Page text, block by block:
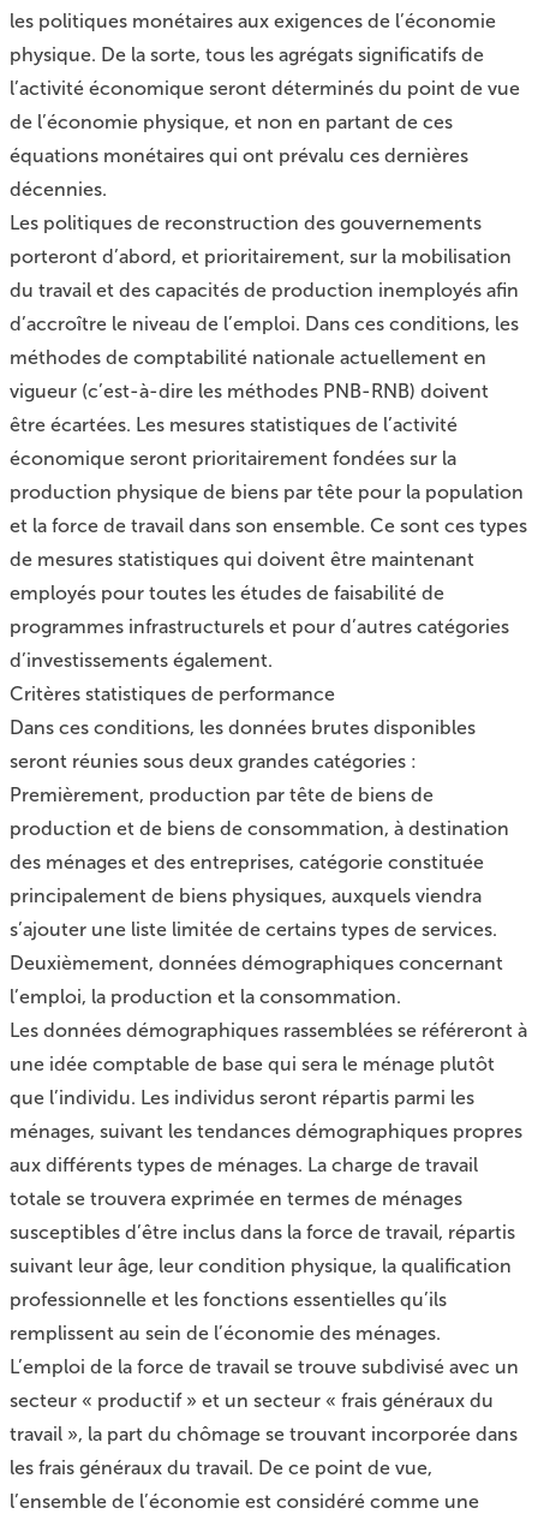
les politiques monétaires aux exigences de l’économie
physique. De la sorte, tous les agrégats significatifs de
l’activité économique seront déterminés du point de vue
de l’économie physique, et non en partant de ces
équations monétaires qui ont prévalu ces dernières
décennies.
Les politiques de reconstruction des gouvernements
porteront d’abord, et prioritairement, sur la mobilisation
du travail et des capacités de production inemployés afin
d’accroître le niveau de l’emploi. Dans ces conditions, les
méthodes de comptabilité nationale actuellement en
vigueur (c’est-à-dire les méthodes PNB-RNB) doivent
être écartées. Les mesures statistiques de l’activité
économique seront prioritairement fondées sur la
production physique de biens par tête pour la population
et la force de travail dans son ensemble. Ce sont ces types
de mesures statistiques qui doivent être maintenant
employés pour toutes les études de faisabilité de
programmes infrastructurels et pour d’autres catégories
d’investissements également.
Critères statistiques de performance
Dans ces conditions, les données brutes disponibles
seront réunies sous deux grandes catégories :
Premièrement, production par tête de biens de
production et de biens de consommation, à destination
des ménages et des entreprises, catégorie constituée
principalement de biens physiques, auxquels viendra
s’ajouter une liste limitée de certains types de services.
Deuxièmement, données démographiques concernant
l’emploi, la production et la consommation.
Les données démographiques rassemblées se référeront à
une idée comptable de base qui sera le ménage plutôt
que l’individu. Les individus seront répartis parmi les
ménages, suivant les tendances démographiques propres
aux différents types de ménages. La charge de travail
totale se trouvera exprimée en termes de ménages
susceptibles d’être inclus dans la force de travail, répartis
suivant leur âge, leur condition physique, la qualification
professionnelle et les fonctions essentielles qu’ils
remplissent au sein de l’économie des ménages.
L’emploi de la force de travail se trouve subdivisé avec un
secteur « productif » et un secteur « frais généraux du
travail », la part du chômage se trouvant incorporée dans
les frais généraux du travail. De ce point de vue,
l’ensemble de l’économie est considéré comme une